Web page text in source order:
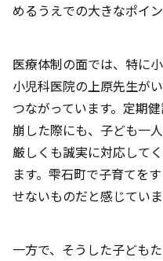
めるうえでの大きなポイ
医療体制の面では、特に
小児科医院の上原先生が
つながっています。定期
崩した際にも、子ども一
厳しくも誠実に対応して
ます。雫石町で子育てを
せないものだと感じていま
一方で、そうした子ども